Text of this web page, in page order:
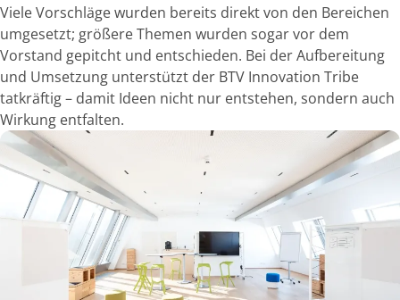
Viele Vorschläge wurden bereits direkt von den Bereichen
umgesetzt; größere Themen wurden sogar vor dem
Vorstand gepitcht und entschieden. Bei der Aufbereitung
und Umsetzung unterstützt der BTV Innovation Tribe
tatkräftig – damit Ideen nicht nur entstehen, sondern auch
Wirkung entfalten.